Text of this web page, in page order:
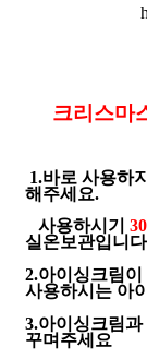
크리스마
1.바로 사용하
해주세요.
사용하시기 30
실온보관입니다
2.아이싱크림이
사용하시는 아
3.아이싱크림과
꾸며주세요